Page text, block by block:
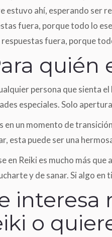
estuvo ahí, esperando ser
fuera, porque todo lo
respuestas fuera, porque
quién
persona que sienta
especiales. Solo
en un momento de
esta puede ser una
en Reiki es mucho más
y de sanar. Si algo en
o